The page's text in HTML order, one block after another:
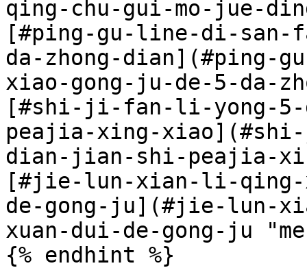
qing-chu-gui-mo-jue-
[#ping-gu-line-di-san-
da-zhong-dian](#ping-
xiao-gong-ju-de-5-da-
[#shi-ji-fan-li-yong-5-
peajia-xing-
dian-jian-shi-peajia-
[#jie-lun-xian-li-qing-
de-gong-ju](#jie-lun-
xuan-dui-de-gong-ju
{% endhint %}